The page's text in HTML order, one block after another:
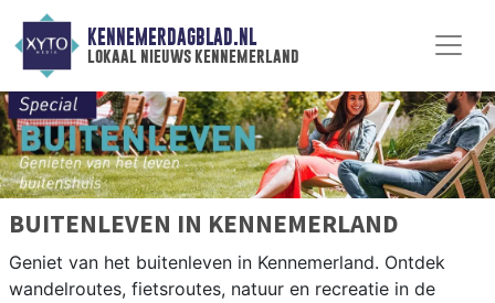
KENNEMERDAGBLAD.NL
lokaal nieuws kennemerland
BUITENLEVEN IN KENNEMERLAND
Geniet van het buitenleven in Kennemerland. Ontdek
wandelroutes, fietsroutes, natuur en recreatie in de